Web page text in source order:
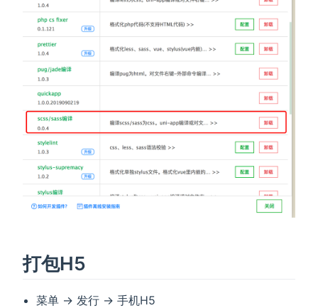
打包H5
菜单 -> 发行 -> 手机H5